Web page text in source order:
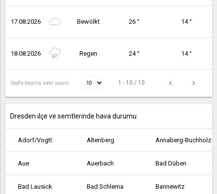
17.08.2026 Bewölkt 26 ° 14 °
18.08.2026 Regen 24 ° 14 °
Sayfa başına satır sayısı: 1 - 10 / 10
Dresden ilçe ve semtlerinde hava durumu
Adorf/Vogtl. Altenberg Annaberg-Buchholz
Aue Auerbach Bad Düben
Bad Lausick Bad Schlema Bannewitz